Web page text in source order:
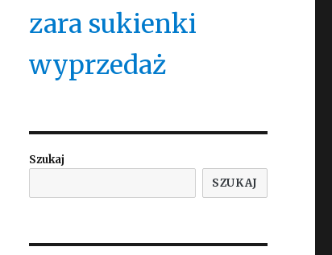
zara sukienki
wyprzedaż
Szukaj
SZUKAJ